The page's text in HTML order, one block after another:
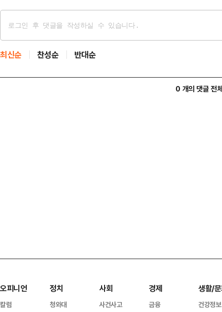
최신순 찬성순 반대순
0 개의 댓글 전
오피니언
칼럼
정치
청와대
사회
사건사고
경제
금융
생활/
건강정보